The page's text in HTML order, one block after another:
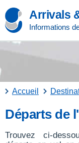
Arrivals
Informations
Accueil
Départs de
Trouvez ci-